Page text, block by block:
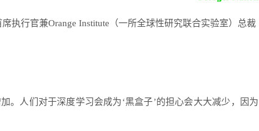
席执行官兼Orange Institute（一所全球性研究联合实验室）总裁
。人们对于深度学习会成为‘黑盒子’的担心会大大减少，因为